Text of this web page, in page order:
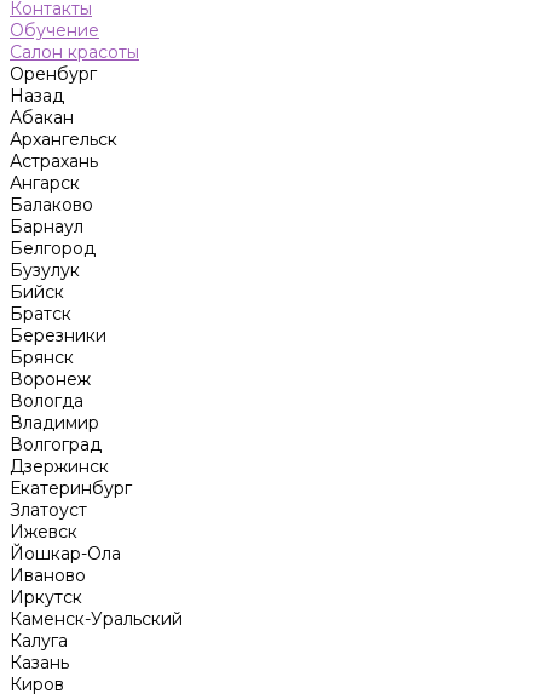
Контакты
Обучение
Салон красоты
Оренбург
Назад
Абакан
Архангельск
Астрахань
Ангарск
Балаково
Барнаул
Белгород
Бузулук
Бийск
Братск
Березники
Брянск
Воронеж
Вологда
Владимир
Волгоград
Дзержинск
Екатеринбург
Златоуст
Ижевск
Йошкар-Ола
Иваново
Иркутск
Каменск-Уральский
Калуга
Казань
Киров